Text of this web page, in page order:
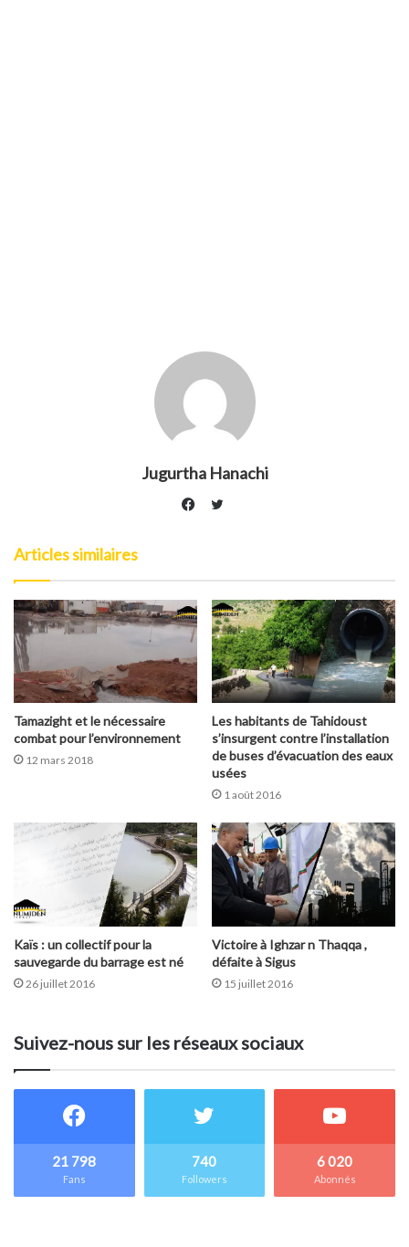
Jugurtha Hanachi
Twitter
Articles similaires
Tamazight et le nécessaire
combat pour l’environnement
12 mars 2018
Les habitants de Tahidoust
s’insurgent contre l’installation
de buses d’évacuation des eaux
usées
1 août 2016
Kaïs : un collectif pour la
sauvegarde du barrage est né
26 juillet 2016
Victoire à Ighzar n Thaqqa ,
défaite à Sigus
15 juillet 2016
Suivez-nous sur les réseaux sociaux
21 798
Fans
740
Followers
6 020
Abonnés